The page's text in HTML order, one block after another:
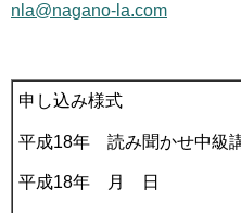
nla@nagano-la.com
申し込み様式
平成18年 読み聞かせ中級
平成18年 月 日